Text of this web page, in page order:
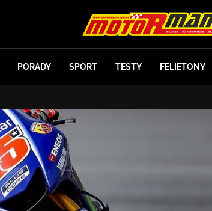
PORADY SPORT TESTY FELIETONY